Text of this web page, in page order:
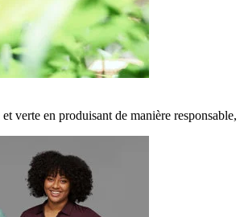
verte en produisant de manière